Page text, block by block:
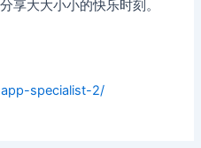
享大大小小的快乐时刻。
specialist-2/